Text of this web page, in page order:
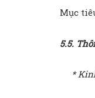
Mục
5.5.
*